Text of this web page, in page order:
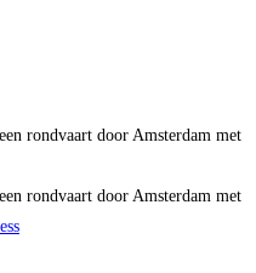
rondvaart door Amsterdam met
rondvaart door Amsterdam met